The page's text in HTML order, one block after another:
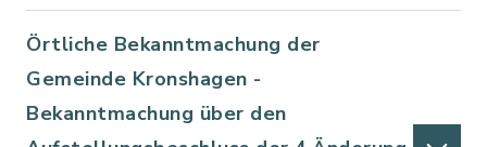
Örtliche Bekanntmachung der
Gemeinde Kronshagen -
Bekanntmachung über den